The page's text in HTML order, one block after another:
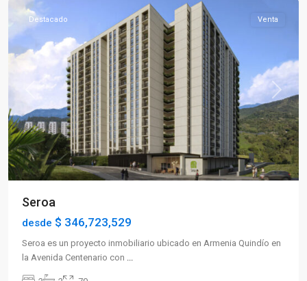
Next
Destacado Venta
Seroa
desde $ 346,723,529
Seroa es un proyecto inmobiliario ubicado en Armenia Quindío en
la Avenida Centenario con